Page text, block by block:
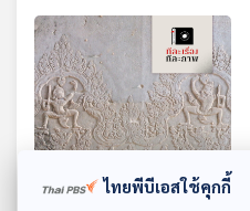
ไทยพีบีเอสใช้คุกกี้